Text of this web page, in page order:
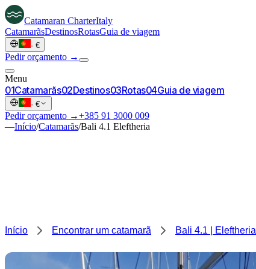
Catamaran CharterItaly
CatamarãsDestinosRotasGuia de viagem
· €
Pedir orçamento →
Menu
01Catamarãs02Destinos03Rotas04Guia de viagem
· €
Pedir orçamento →+385 91 3000 009
—Início/Catamarãs/Bali 4.1 Eleftheria
Início Encontrar um catamarã Bali 4.1 | Eleftheria